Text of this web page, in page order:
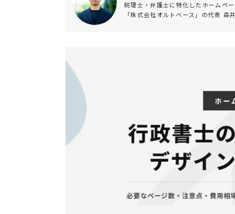
税理士・弁護士に特化したホームペ
「株式会社オルトベース」の代表 森